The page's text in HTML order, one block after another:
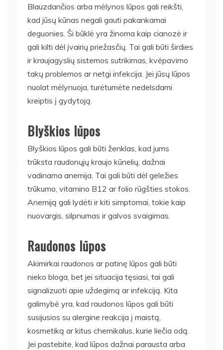
Blauzdančios arba mėlynos lūpos gali reikšti,
kad jūsų kūnas negali gauti pakankamai
deguonies. Ši būklė yra žinoma kaip cianozė ir
gali kilti dėl įvairių priežasčių. Tai gali būti širdies
ir kraujagyslių sistemos sutrikimas, kvėpavimo
takų problemos ar netgi infekcija. Jei jūsų lūpos
nuolat mėlynuoja, turėtumėte nedelsdami
kreiptis į gydytoją.
Blyškios lūpos
Blyškios lūpos gali būti ženklas, kad jums
trūksta raudonųjų kraujo kūnelių, dažnai
vadinama anemija. Tai gali būti dėl geležies
trūkumo, vitamino B12 ar folio rūgšties stokos.
Anemiją gali lydėti ir kiti simptomai, tokie kaip
nuovargis, silpnumas ir galvos svaigimas.
Raudonos lūpos
Akimirkai raudonos ar patinę lūpos gali būti
nieko bloga, bet jei situacija tęsiasi, tai gali
signalizuoti apie uždegimą ar infekciją. Kita
galimybė yra, kad raudonos lūpos gali būti
susijusios su alergine reakcija į maistą,
kosmetiką ar kitus chemikalus, kurie liečia odą.
Jei pastebite, kad lūpos dažnai parausta arba